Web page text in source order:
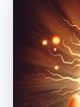
крови) – от